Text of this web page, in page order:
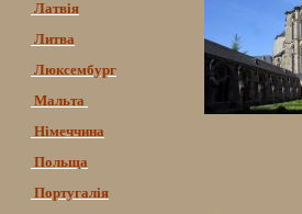
Латвія
Литва
Люксембург
Мальта
Німеччина
Польща
Португалія